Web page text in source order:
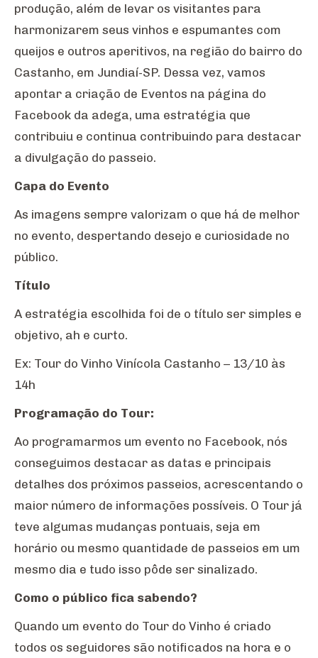
produção, além de levar os visitantes para
harmonizarem seus vinhos e espumantes com
queijos e outros aperitivos, na região do bairro do
Castanho, em Jundiaí-SP. Dessa vez, vamos
apontar a criação de Eventos na página do
Facebook da adega, uma estratégia que
contribuiu e continua contribuindo para destacar
a divulgação do passeio.
Capa do Evento
As imagens sempre valorizam o que há de melhor
no evento, despertando desejo e curiosidade no
público.
Título
A estratégia escolhida foi de o título ser simples e
objetivo, ah e curto.
Ex: Tour do Vinho Vinícola Castanho – 13/10 às
14h
Programação do Tour:
Ao programarmos um evento no Facebook, nós
conseguimos destacar as datas e principais
detalhes dos próximos passeios, acrescentando o
maior número de informações possíveis. O Tour já
teve algumas mudanças pontuais, seja em
horário ou mesmo quantidade de passeios em um
mesmo dia e tudo isso pôde ser sinalizado.
Como o público fica sabendo?
Quando um evento do Tour do Vinho é criado
todos os seguidores são notificados na hora e o